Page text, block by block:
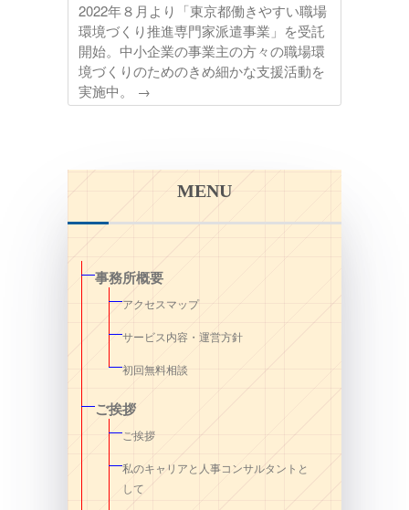
2022年８月より「東京都働きやすい職場
環境づくり推進専門家派遣事業」を受託
開始。中小企業の事業主の方々の職場環
境づくりのためのきめ細かな支援活動を
実施中。 →
MENU
事務所概要
アクセスマップ
サービス内容・運営方針
初回無料相談
ご挨拶
ご挨拶
私のキャリアと人事コンサルタントと
して